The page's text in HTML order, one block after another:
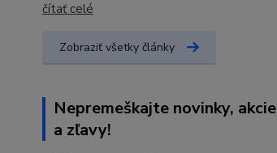
čítať celé
Zobraziť všetky články
Nepremeškajte novinky, akcie
a zľavy!